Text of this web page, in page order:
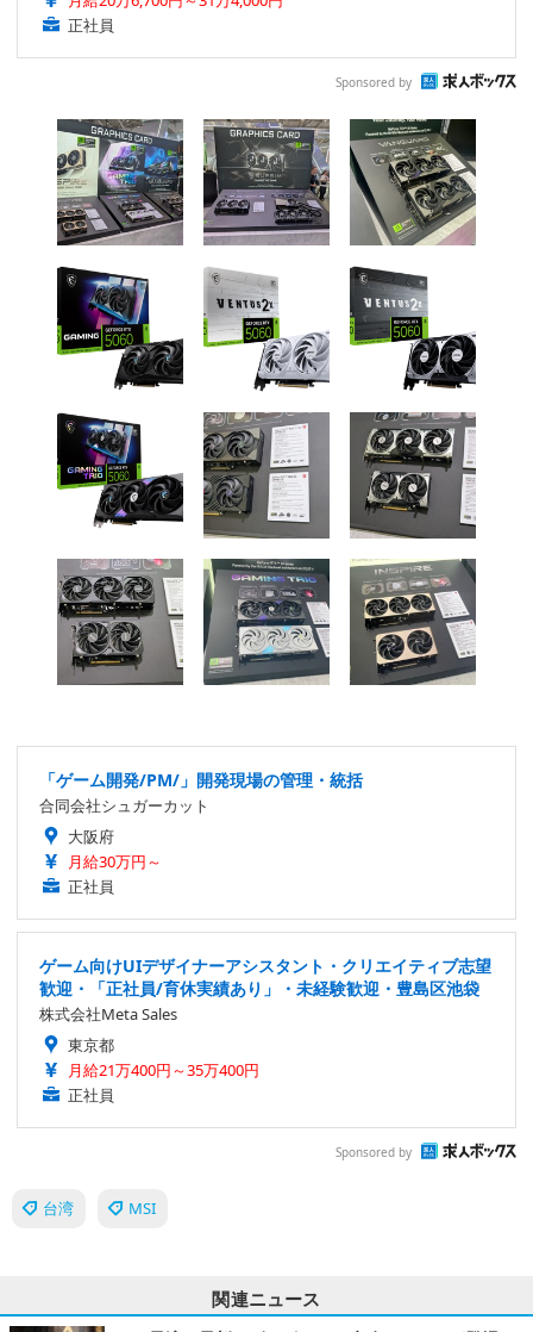
正社員
Sponsored by
「ゲーム開発/PM/」開発現場の管理・統括
合同会社シュガーカット
大阪府
月給30万円～
正社員
ゲーム向けUIデザイナーアシスタント・クリエイティブ志望
歓迎・「正社員/育休実績あり」・未経験歓迎・豊島区池袋
株式会社Meta Sales
東京都
月給21万400円～35万400円
正社員
Sponsored by
台湾 MSI
関連ニュース